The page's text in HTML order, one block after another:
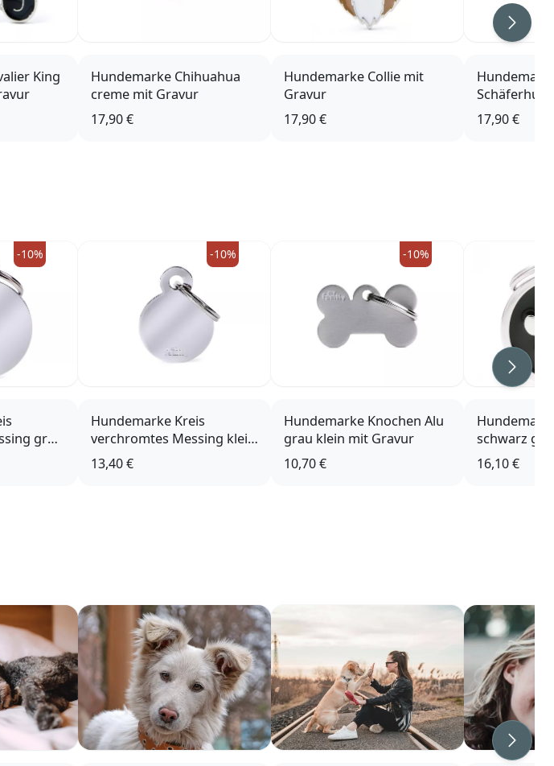
King
Hundemarke Chihuahua
creme mit Gravur
17,90 €
Hundemarke Collie mit
Gravur
17,90 €
Gravur
17,90 €
Weiter
-10%
groß
-10%
Hundemarke Kreis
verchromtes Messing klein
mit Gravur
13,40 €
-10%
Hundemarke Knochen Alu
grau klein mit Gravur
10,70 €
schwarz
16,10 €
Weiter
Weiter